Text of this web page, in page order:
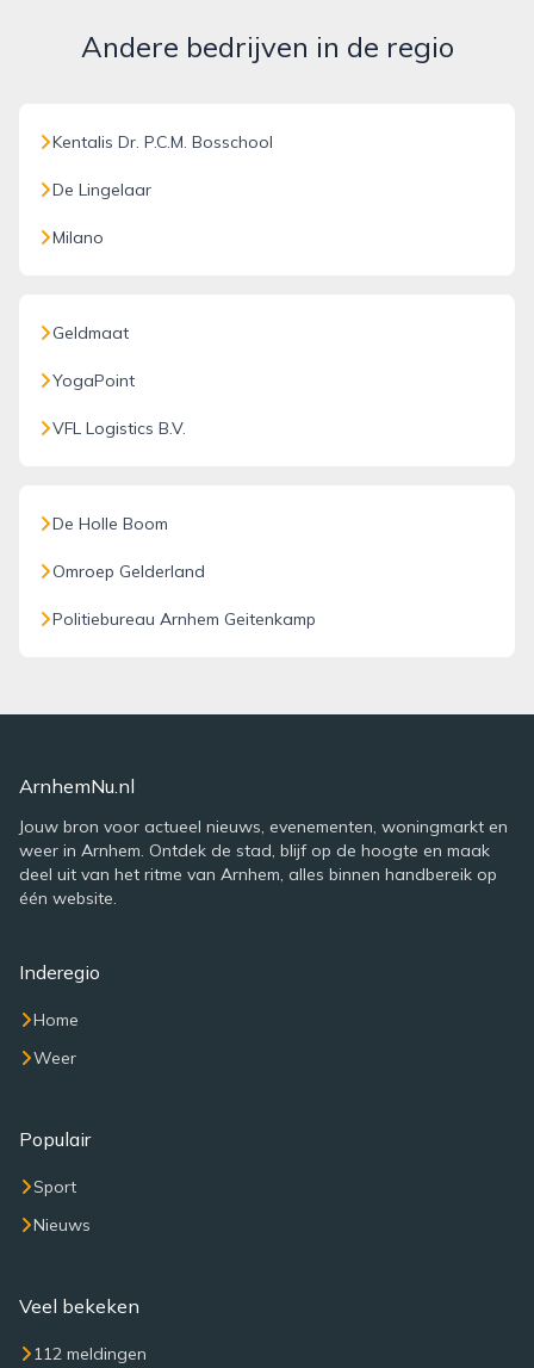
Andere bedrijven in de regio
Kentalis Dr. P.C.M. Bosschool
De Lingelaar
Milano
Geldmaat
YogaPoint
VFL Logistics B.V.
De Holle Boom
Omroep Gelderland
Politiebureau Arnhem Geitenkamp
ArnhemNu.nl
Jouw bron voor actueel nieuws, evenementen, woningmarkt en
weer in Arnhem. Ontdek de stad, blijf op de hoogte en maak
deel uit van het ritme van Arnhem, alles binnen handbereik op
één website.
Inderegio
Home
Weer
Populair
Sport
Nieuws
Veel bekeken
112 meldingen